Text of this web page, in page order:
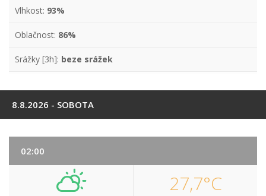
Vlhkost: 93%
Oblačnost: 86%
Srážky [3h]: beze srážek
8.8.2026 - SOBOTA
02:00
27,7°C